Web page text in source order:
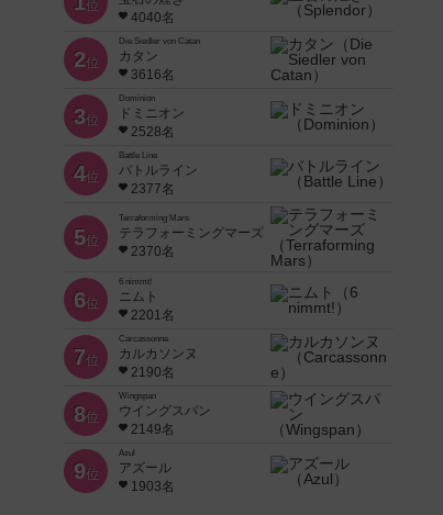
位
4040名
2位
Die Siedler von Catan
カタン
3616名
3位
Dominion
ドミニオン
2528名
4位
Battle Line
バトルライン
2377名
5位
Terraforming Mars
テラフォーミングマーズ
2370名
6位
6 nimmt!
ニムト
2201名
7位
Carcassonne
カルカソンヌ
2190名
8位
Wingspan
ウイングスパン
2149名
9位
Azul
アズール
1903名